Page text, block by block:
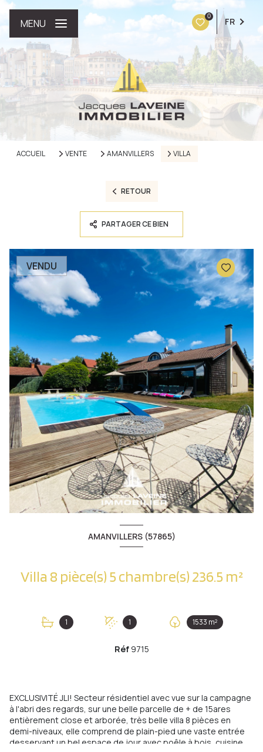
0 FR
MENU
ACCUEIL VENTE AMANVILLERS VILLA
RETOUR
PARTAGER CE BIEN
VENDU
AMANVILLERS (57865)
Villa 8 pièce(s) 5 chambre(s) 236.5 m²
1 1 1533 m²
Réf 9715
EXCLUSIVITÉ JLI! Secteur résidentiel avec vue sur la campagne
à l'abri des regards, sur une belle parcelle de + de 15ares
entièrement close et arborée, très belle villa 8 pièces en
demi-niveaux, elle comprend de plain-pied une vaste entrée
desservant un bel espace de jour avec poêle à bois, cuisine